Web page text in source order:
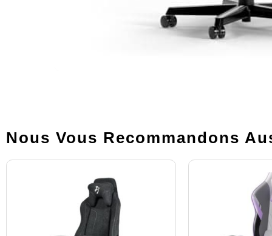
Nous Vous Recommandons